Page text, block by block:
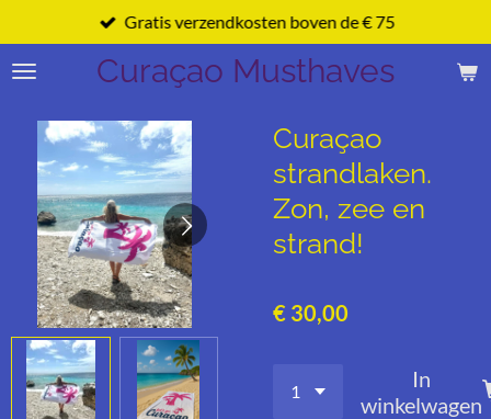
direct
naar
hoofdinhoud
Curaçao Musthaves
Gratis verzendkosten boven de € 75
Curaçao
strandlaken.
Zon, zee en
strand!
€ 30,00
In
winkelwagen